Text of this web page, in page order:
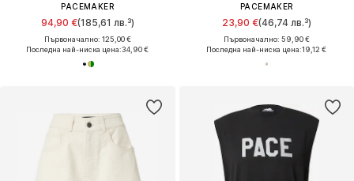
PACEMAKER
94,90 €(185,61 лв.³)
Първоначално: 125,00 €
Последна най-ниска цена:34,90 €
PACEMAKER
23,90 €(46,74 лв.³)
Първоначално: 59,90 €
Последна най-ниска цена:19,12 €